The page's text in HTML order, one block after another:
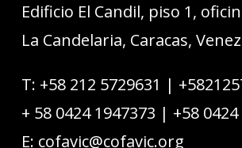
Edificio El Candil, piso 1,
La Candelaria, Caracas,
T: +58 212 5729631 |
+ 58 0424 1947373 | +58
E: cofavic@cofavic.org